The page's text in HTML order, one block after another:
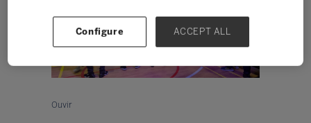
Ouvir
Configure ACCEPT ALL